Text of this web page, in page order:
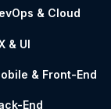
& Cloud
& UI
& Front-End
End